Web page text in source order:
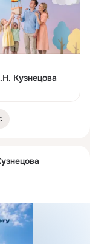
Кузнецова